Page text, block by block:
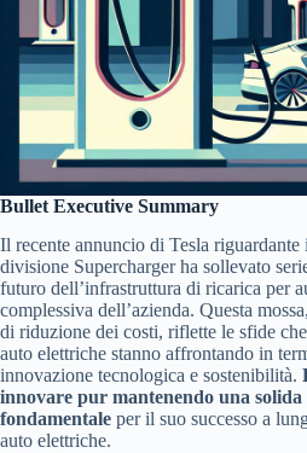
Bullet Executive Summary
Il recente annuncio di Tesla
divisione Supercharger ha sollevato
futuro dell’infrastruttura di ricarica per
complessiva dell’azienda. Questa
di riduzione dei costi, riflette le sfide
auto elettriche stanno affrontando in
innovazione tecnologica e sostenibilità.
innovare pur mantenendo una
fondamentale per il suo successo a
auto elettriche.